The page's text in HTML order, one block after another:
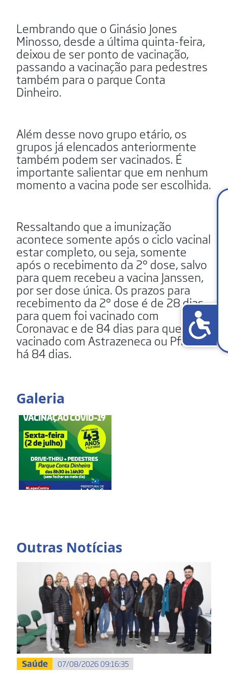
Lembrando que o Ginásio Jones
Minosso, desde a última quinta-feira,
deixou de ser ponto de vacinação,
passando a vacinação para pedestres
também para o parque Conta
Dinheiro.
Além desse novo grupo etário, os
grupos já elencados anteriormente
também podem ser vacinados. É
importante salientar que em nenhum
momento a vacina pode ser escolhida.
Ressaltando que a imunização
acontece somente após o ciclo vacinal
estar completo, ou seja, somente
após o recebimento da 2° dose, salvo
para quem recebeu a vacina Janssen,
por ser dose única. Os prazos para
recebimento da 2° dose é de 28 dias
para quem foi vacinado com
Coronavac e de 84 dias para quem foi
vacinado com Astrazeneca ou Pfizer
há 84 dias.
Galeria
Outras Notícias
Saúde 07/08/2026 09:16:35